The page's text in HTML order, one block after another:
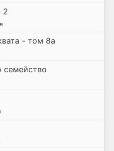
2
- том 8а
семейство